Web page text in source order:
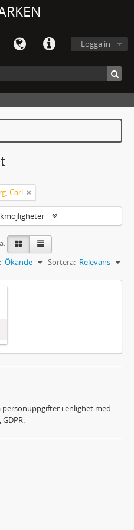
Logga in
Carl
Sortera: Relevans
Ökande
i enlighet med